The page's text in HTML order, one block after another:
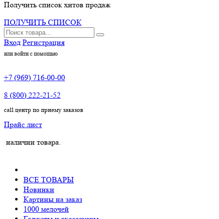
Получить список хитов продаж
ПОЛУЧИТЬ СПИСОК
Вход Регистрация
или войти с помощью
+7 (969) 716-00-00
8 (800) 222-21-52
call центр по приему заказов
Прайс лист
товара.
ВСЕ ТОВАРЫ
Новинки
Картины на заказ
1000 мелочей